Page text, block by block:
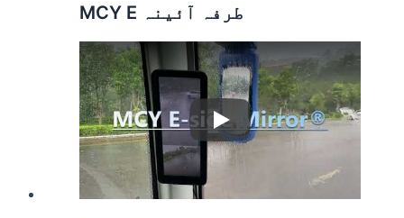
MCY E طرفہ آئینہ
Play